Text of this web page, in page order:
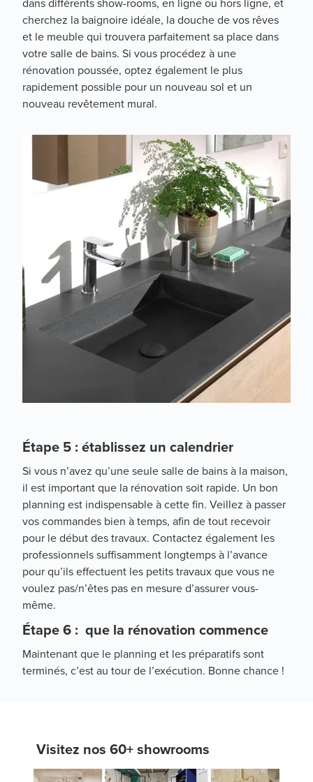
cherchez la baignoire idéale, la douche de vos rêves
et le meuble qui trouvera parfaitement sa place dans
votre salle de bains. Si vous procédez à une
rénovation poussée, optez également le plus
rapidement possible pour un nouveau sol et un
nouveau revêtement mural.
Étape 5 : établissez un calendrier
Si vous n’avez qu’une seule salle de bains à la maison,
il est important que la rénovation soit rapide. Un bon
planning est indispensable à cette fin. Veillez à passer
vos commandes bien à temps, afin de tout recevoir
pour le début des travaux. Contactez également les
professionnels suffisamment longtemps à l’avance
pour qu’ils effectuent les petits travaux que vous ne
voulez pas/n’êtes pas en mesure d’assurer vous-
même.
Étape 6 : que la rénovation commence
Maintenant que le planning et les préparatifs sont
terminés, c’est au tour de l’exécution. Bonne chance !
Visitez nos 60+ showrooms